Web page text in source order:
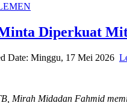
Diperkuat
Date: Minggu, 17 Mei 2026
Mirah Midadan Fahmid